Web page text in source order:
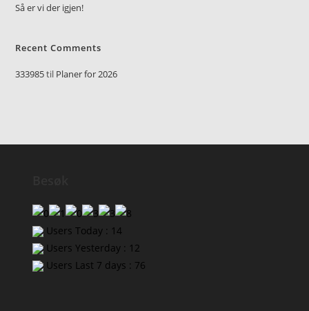
Så er vi der igjen!
Recent Comments
333985til Planer for 2026
Users Today : 14
Users Yesterday : 12
Users Last 7 days : 76